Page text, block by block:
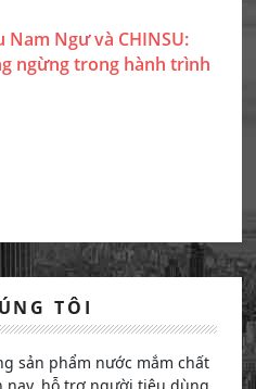
Nam Ngư và CHINSU:
ngừng trong hành trình
TÔI
sản phẩm nước mắm chất